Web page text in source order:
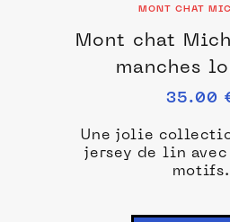
MONT CHAT
Mont chat
manches
35.00
Une jolie
jersey de lin avec
motifs.